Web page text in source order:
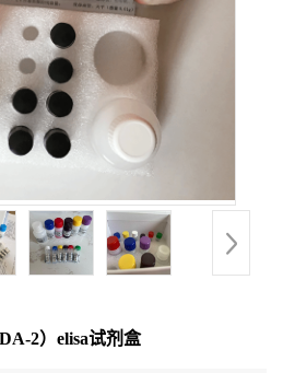
2）elisa试剂盒